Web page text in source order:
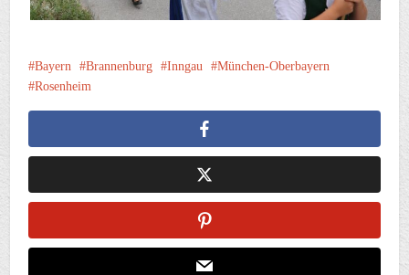
Bayern Brannenburg Inngau
München-Oberbayern
Rosenheim